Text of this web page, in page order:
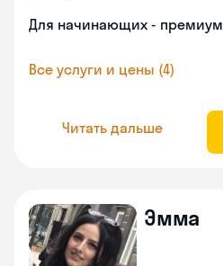
Для начинающих - премиум
Все услуги и цены (4)
Читать дальше
Эмма